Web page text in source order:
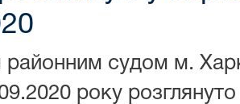
районним судом м.
року